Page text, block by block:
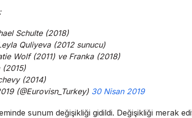
Schulte (2018)
Quliyeva (2012 sunucu)
Wolf (2011) ve Franka (2018)
(2015)
(2014)
(@Eurovisn_Turkey) 30 Nisan 2019
sunum değişikliği gidildi. Değişikliği merak